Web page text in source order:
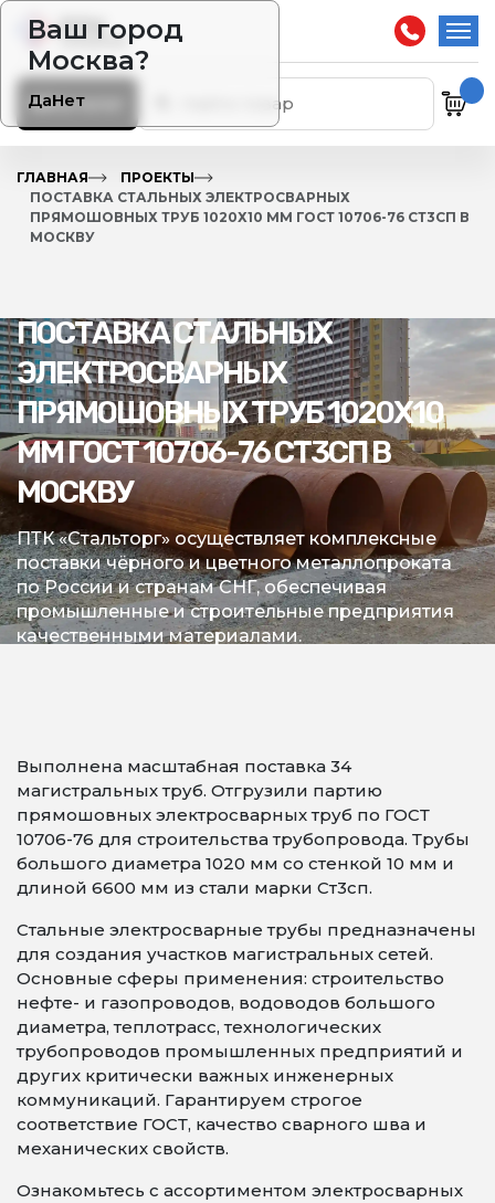
Ваш город
Москва?
ДаНет
Каталог
ГЛАВНАЯ
ПРОЕКТЫ
ПОСТАВКА СТАЛЬНЫХ ЭЛЕКТРОСВАРНЫХ
ПРЯМОШОВНЫХ ТРУБ 1020Х10 ММ ГОСТ 10706-76 СТ3СП В
МОСКВУ
ПОСТАВКА СТАЛЬНЫХ
ЭЛЕКТРОСВАРНЫХ
ПРЯМОШОВНЫХ ТРУБ 1020Х10
ММ ГОСТ 10706-76 СТ3СП В
МОСКВУ
ПТК «Стальторг» осуществляет комплексные
поставки чёрного и цветного металлопроката
по России и странам СНГ, обеспечивая
промышленные и строительные предприятия
качественными материалами.
Выполнена масштабная поставка 34
магистральных труб. Отгрузили партию
прямошовных электросварных труб по ГОСТ
10706-76 для строительства трубопровода. Трубы
большого диаметра 1020 мм со стенкой 10 мм и
длиной 6600 мм из стали марки Ст3сп.
Стальные электросварные трубы предназначены
для создания участков магистральных сетей.
Основные сферы применения: строительство
нефте- и газопроводов, водоводов большого
диаметра, теплотрасс, технологических
трубопроводов промышленных предприятий и
других критически важных инженерных
коммуникаций. Гарантируем строгое
соответствие ГОСТ, качество сварного шва и
механических свойств.
Ознакомьтесь с ассортиментом электросварных